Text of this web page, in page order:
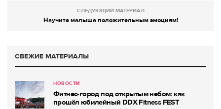
СЛЕДУЮЩИЙ МАТЕРИАЛ
Научите малыша положительным эмоциям!
СВЕЖИЕ МАТЕРИАЛЫ
НОВОСТИ
Фитнес-город под открытым небом: как
прошёл юбилейный DDX Fitness FEST